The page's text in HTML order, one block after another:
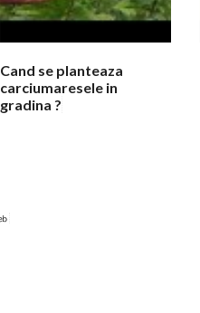
Cand se planteaza
carciumaresele in
gradina ?